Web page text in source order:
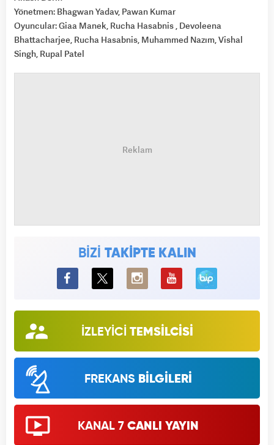
Yönetmen: Bhagwan Yadav, Pawan Kumar
Oyuncular: Giaa Manek, Rucha Hasabnis , Devoleena
Bhattacharjee, Rucha Hasabnis, Muhammed Nazım, Vishal
Singh, Rupal Patel
BİZİ TAKİPTE KALIN
BiP
İZLEYİCİ TEMSİLCİSİ
FREKANS BİLGİLERİ
KANAL 7 CANLI YAYIN